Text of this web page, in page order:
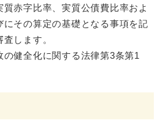
赤字比率、実質公債費比率およ
その算定の基礎となる事項を記
します。
の健全化に関する法律第3条第1